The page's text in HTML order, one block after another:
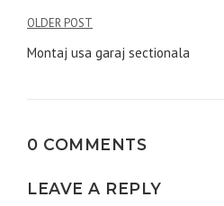
Navigare
în
OLDER POST
Montaj usa garaj sectionala
0 COMMENTS
LEAVE A REPLY